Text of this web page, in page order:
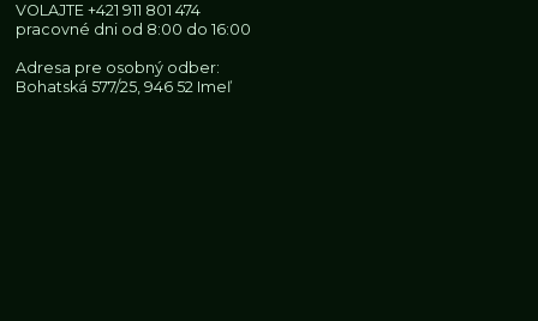
VOLAJTE+421 911 801 474
pracovné dni od 8:00 do 16:00
Adresa pre osobný odber:
Bohatská 577/25, 946 52 Imeľ